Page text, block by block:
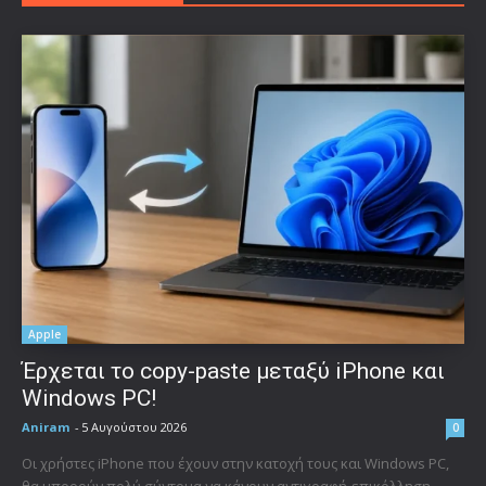
Apple
Έρχεται το copy-paste μεταξύ iPhone και
Windows PC!
Aniram - 5 Αυγούστου 2026 0
Οι χρήστες iPhone που έχουν στην κατοχή τους και Windows PC,